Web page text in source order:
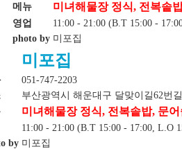
메뉴
미녀해물장 정식, 전복솥
영업
11:00 - 21:00 (B.T 15:00 -
photo by 미포집
미포집
051-747-2203
부산광역시 해운대구 달맞이길62번
미녀해물장 정식, 전복솥밥, 문
11:00 - 21:00 (B.T 15:00 - 17:00, L.O
by 미포집